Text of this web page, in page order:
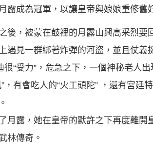
露成為冠軍，以讓皇帝與娘娘重修舊
後，被蒙在鼓裡的月露山興高采烈
遇見一群綁著炸彈的河盜，並且仗
很“受力”，危急之下，一個神秘老人
，有會吃人的“火工頭陀” ，還有宮廷
月露，她在皇帝的默許之下再度離開
林傳奇。